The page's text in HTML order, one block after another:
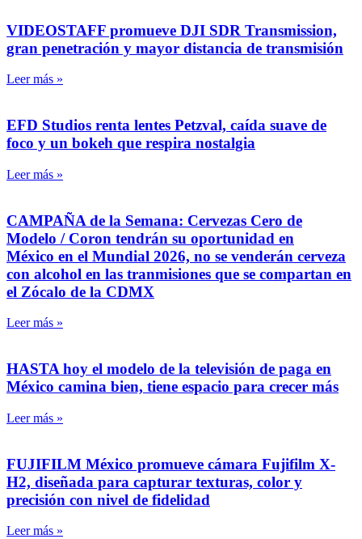
VIDEOSTAFF promueve DJI SDR Transmission,
gran penetración y mayor distancia de transmisión
Leer más »
EFD Studios renta lentes Petzval, caída suave de
foco y un bokeh que respira nostalgia
Leer más »
CAMPAÑA de la Semana: Cervezas Cero de
Modelo / Coron tendrán su oportunidad en
México en el Mundial 2026, no se venderán cerveza
con alcohol en las tranmisiones que se compartan en
el Zócalo de la CDMX
Leer más »
HASTA hoy el modelo de la televisión de paga en
México camina bien, tiene espacio para crecer más
Leer más »
FUJIFILM México promueve cámara Fujifilm X-
H2, diseñada para capturar texturas, color y
precisión con nivel de fidelidad
Leer más »